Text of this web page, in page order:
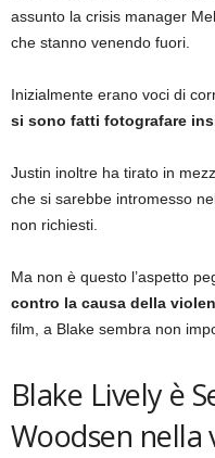
assunto la crisis manager
che stanno venendo fuori.
Inizialmente erano voci di
si sono fatti fotografare
Justin inoltre ha tirato in
che si sarebbe intromesso
non richiesti.
Ma non è questo l’aspetto
contro la causa della
film, a Blake sembra non
Blake Lively è
Woodsen nella